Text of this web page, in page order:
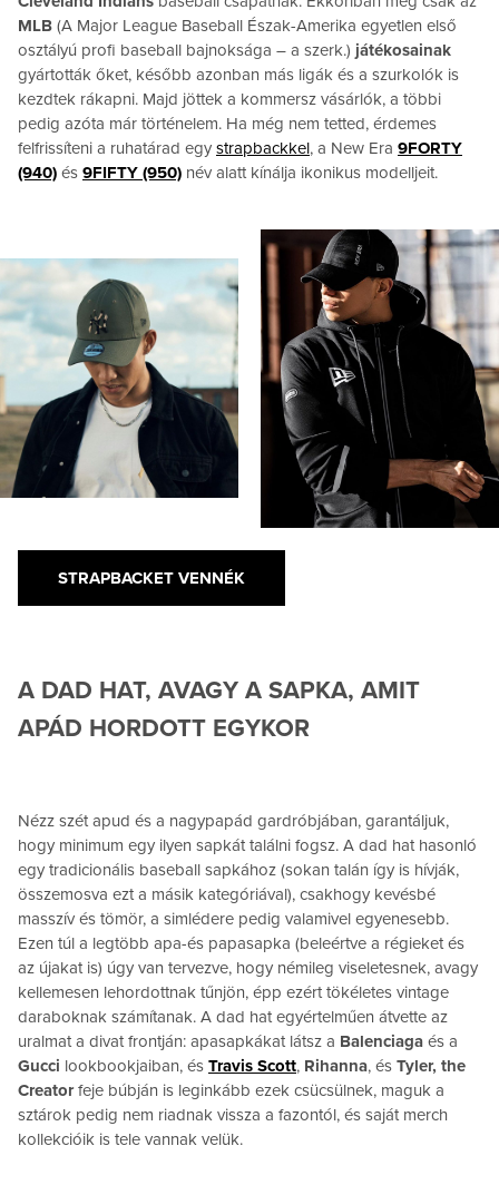
MLB (A Major League Baseball Észak-Amerika egyetlen első
osztályú profi baseball bajnoksága – a szerk.) játékosainak
gyártották őket, később azonban más ligák és a szurkolók is
kezdtek rákapni. Majd jöttek a kommersz vásárlók, a többi
pedig azóta már történelem. Ha még nem tetted, érdemes
felfrissíteni a ruhatárad egy strapbackkel, a New Era 9FORTY
(940) és 9FIFTY (950) név alatt kínálja ikonikus modelljeit.
STRAPBACKET VENNÉK
A DAD HAT, AVAGY A SAPKA, AMIT
APÁD HORDOTT EGYKOR
Nézz szét apud és a nagypapád gardróbjában, garantáljuk,
hogy minimum egy ilyen sapkát találni fogsz. A dad hat hasonló
egy tradicionális baseball sapkához (sokan talán így is hívják,
összemosva ezt a másik kategóriával), csakhogy kevésbé
masszív és tömör, a simlédere pedig valamivel egyenesebb.
Ezen túl a legtöbb apa-és papasapka (beleértve a régieket és
az újakat is) úgy van tervezve, hogy némileg viseletesnek, avagy
kellemesen lehordottnak tűnjön, épp ezért tökéletes vintage
daraboknak számítanak. A dad hat egyértelműen átvette az
uralmat a divat frontján: apasapkákat látsz a Balenciaga és a
Gucci lookbookjaiban, és Travis Scott, Rihanna, és Tyler, the
Creatorfeje búbján is leginkább ezek csücsülnek, maguk a
sztárok pedig nem riadnak vissza a fazontól, és saját merch
kollekcióik is tele vannak velük.